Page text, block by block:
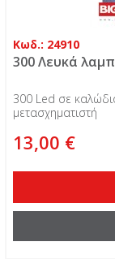
Κωδ.: 24910
300 Λευκά
300 Led σε
μετασχηματιστή
13,00 €